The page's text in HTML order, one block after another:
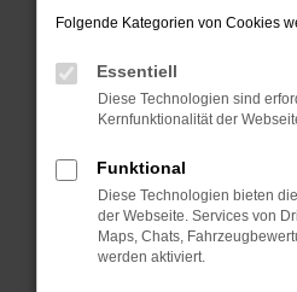
Prüfe deine
können das Laden
verhindern. Funktioniert
anderen Browser oder
Starte dein Gerät neu.
Das kann manchmal
Probleme zu beheben.
Folgende Kategorien von Cookies
Essentiell
Diese Technologien sind
Kernfunktionalität der
Funktional
Diese Technologien bieten
der Webseite. Services von
Maps, Chats,
werden aktiviert.